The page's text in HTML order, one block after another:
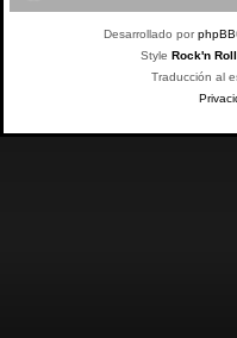
Desarrollado porphpBB
Style Rock'n Roll
Traducción al